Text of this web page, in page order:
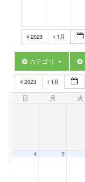
2023 1月
カテゴリ
2023 1月
日 月 火
4 5